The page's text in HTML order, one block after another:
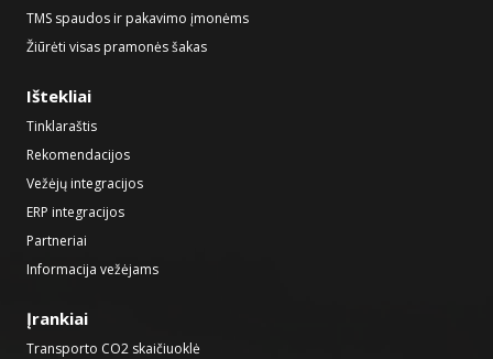
TMS spaudos ir pakavimo įmonėms
Žiūrėti visas pramonės šakas
Ištekliai
Tinklaraštis
Rekomendacijos
Vežėjų integracijos
ERP integracijos
Partneriai
Informacija vežėjams
Įrankiai
Transporto CO2 skaičiuoklė